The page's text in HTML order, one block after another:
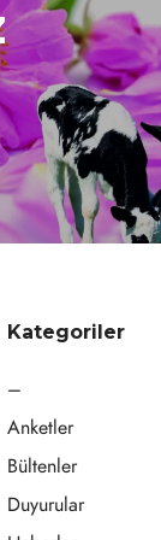
Kategoriler
–
Anketler
Bültenler
Duyurular